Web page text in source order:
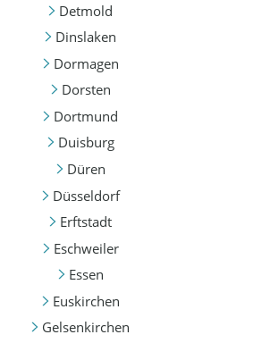
Detmold
Dinslaken
Dormagen
Dorsten
Dortmund
Duisburg
Düren
Düsseldorf
Erftstadt
Eschweiler
Essen
Euskirchen
Gelsenkirchen